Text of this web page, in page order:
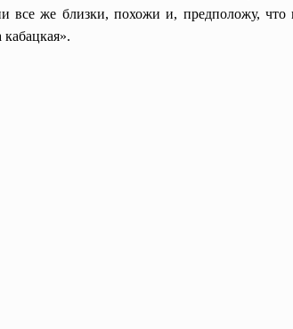
же близки, похожи и, предположу, что